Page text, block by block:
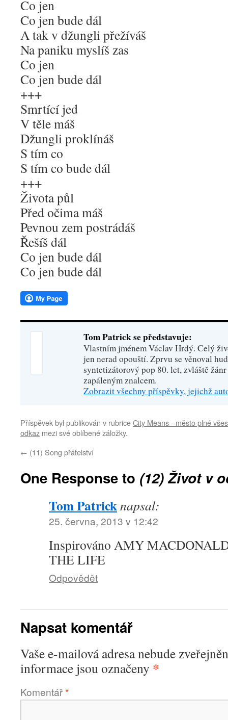
Co jen
Co jen bude dál
A tak v džungli přežíváš
Na paniku myslíš zas
Co jen
Co jen bude dál
+++
Smrtící jed
V těle máš
Džungli proklínáš
S tím co
S tím co bude dál
+++
Života půl
Před očima máš
Pevnou zem postrádáš
Řešíš dál
Co jen bude dál
Co jen bude dál
Tom Patrick se představuje:
Vlastním jménem Václav Hrdý. Celý
jen nerad opouští. Zprvu se věnoval
syntetizátorový pop 80. let, zvláště
zapáleným znalcem.
Zobrazit všechny příspěvky, jejichž
Příspěvek byl publikován v rubriceCity Means - město plné
odkaz mezi své oblíbené záložky.
← (11) Song přátelství
One Response to (12) Život v
Tom Patricknapsal:
25. června, 2013 v 12:42
Inspirováno AMY
THE LIFE
Odpovědět
Napsat komentář
Vaše e-mailová adresa nebude
informace jsou označeny *
Komentář*